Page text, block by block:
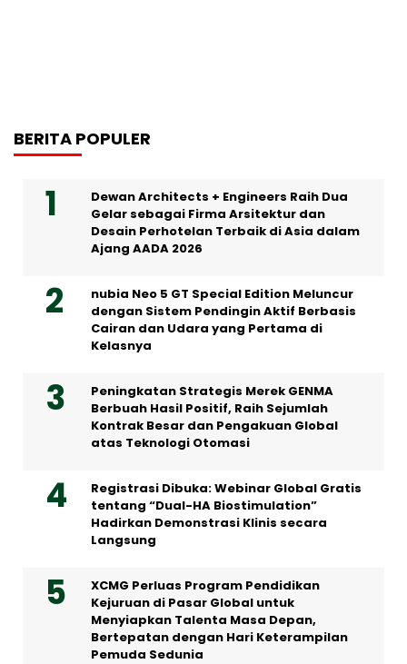
BERITA POPULER
Dewan Architects + Engineers Raih Dua
Gelar sebagai Firma Arsitektur dan
Desain Perhotelan Terbaik di Asia dalam
Ajang AADA 2026
nubia Neo 5 GT Special Edition Meluncur
dengan Sistem Pendingin Aktif Berbasis
Cairan dan Udara yang Pertama di
Kelasnya
Peningkatan Strategis Merek GENMA
Berbuah Hasil Positif, Raih Sejumlah
Kontrak Besar dan Pengakuan Global
atas Teknologi Otomasi
Registrasi Dibuka: Webinar Global Gratis
tentang “Dual-HA Biostimulation”
Hadirkan Demonstrasi Klinis secara
Langsung
XCMG Perluas Program Pendidikan
Kejuruan di Pasar Global untuk
Menyiapkan Talenta Masa Depan,
Bertepatan dengan Hari Keterampilan
Pemuda Sedunia